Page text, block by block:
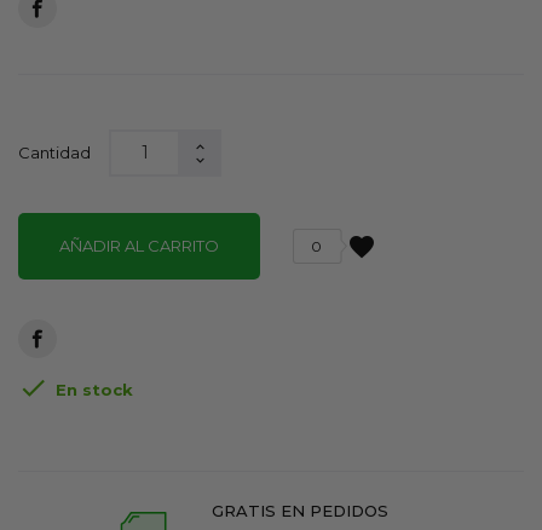
Cantidad
AÑADIR AL CARRITO favorite
0
 En stock
GRATIS EN PEDIDOS